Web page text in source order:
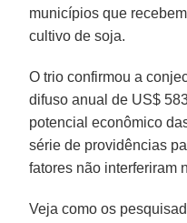
municípios que
cultivo de soja.
O trio confirmou a
difuso anual de US$
potencial econômico
série de providências
fatores não interferiram
Veja como os